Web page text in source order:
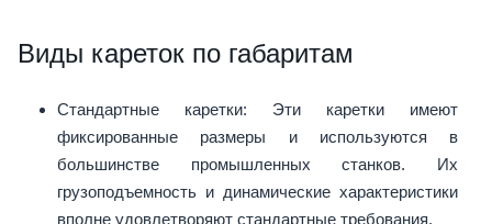
Виды кареток по габаритам
Стандартные каретки: Эти каретки имеют
фиксированные размеры и используются в
большинстве промышленных станков. Их
грузоподъемность и динамические характеристики
вполне удовлетворяют стандартные требования.